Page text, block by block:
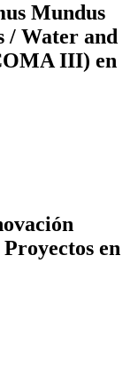
Mundus
/ Water and
III) en
en